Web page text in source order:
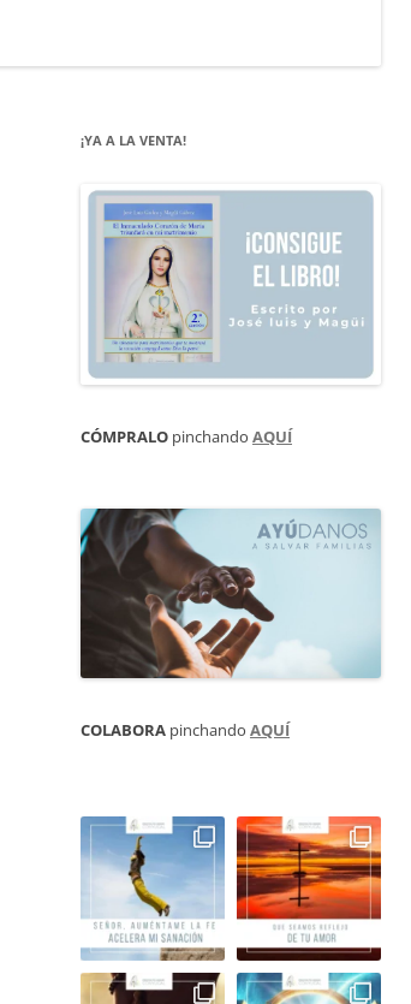
¡YA A LA VENTA!
CÓMPRALO pinchando AQUÍ
COLABORA pinchando AQUÍ